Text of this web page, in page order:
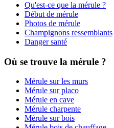
Qu'est-ce que la mérule ?
Début de mérule
Photos de mérule
Champignons ressemblants
Danger santé
Où se trouve la mérule ?
Mérule sur les murs
Mérule sur placo
Mérule en cave
Mérule charpente
Mérule sur bois